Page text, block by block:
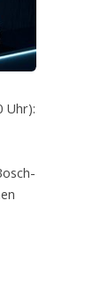
Uhr):